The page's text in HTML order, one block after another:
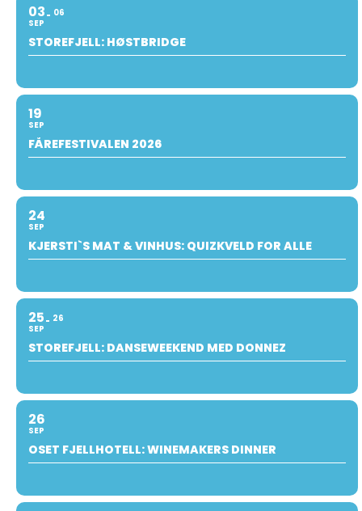
03
SEP
06
STOREFJELL: HØSTBRIDGE
19
SEP
FÅREFESTIVALEN 2026
24
SEP
KJERSTI`S MAT & VINHUS: QUIZKVELD FOR ALLE
25
SEP
26
STOREFJELL: DANSEWEEKEND MED DONNEZ
26
SEP
OSET FJELLHOTELL: WINEMAKERS DINNER